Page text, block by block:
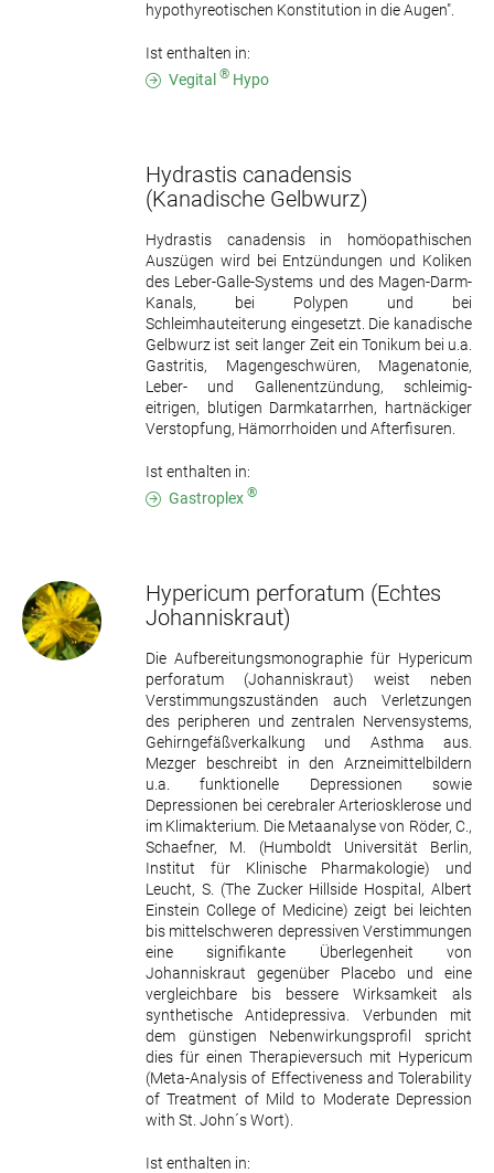
hypothyreotischen Konstitution in die Augen".
Ist enthalten in:
Vegital ® Hypo
Hydrastis canadensis
(Kanadische Gelbwurz)
Hydrastis canadensis in homöopathischen
Auszügen wird bei Entzündungen und Koliken
des Leber-Galle-Systems und des Magen-Darm-
Kanals, bei Polypen und bei
Schleimhauteiterung eingesetzt. Die kanadische
Gelbwurz ist seit langer Zeit ein Tonikum bei u.a.
Gastritis, Magengeschwüren, Magenatonie,
Leber- und Gallenentzündung, schleimig-
eitrigen, blutigen Darmkatarrhen, hartnäckiger
Verstopfung, Hämorrhoiden und Afterfisuren.
Ist enthalten in:
Gastroplex ®
Hypericum perforatum (Echtes
Johanniskraut)
Die Aufbereitungsmonographie für Hypericum
perforatum (Johanniskraut) weist neben
Verstimmungszuständen auch Verletzungen
des peripheren und zentralen Nervensystems,
Gehirngefäßverkalkung und Asthma aus.
Mezger beschreibt in den Arzneimittelbildern
u.a. funktionelle Depressionen sowie
Depressionen bei cerebraler Arteriosklerose und
im Klimakterium. Die Metaanalyse von Röder, C.,
Schaefner, M. (Humboldt Universität Berlin,
Institut für Klinische Pharmakologie) und
Leucht, S. (The Zucker Hillside Hospital, Albert
Einstein College of Medicine) zeigt bei leichten
bis mittelschweren depressiven Verstimmungen
eine signifikante Überlegenheit von
Johanniskraut gegenüber Placebo und eine
vergleichbare bis bessere Wirksamkeit als
synthetische Antidepressiva. Verbunden mit
dem günstigen Nebenwirkungsprofil spricht
dies für einen Therapieversuch mit Hypericum
(Meta-Analysis of Effectiveness and Tolerability
of Treatment of Mild to Moderate Depression
with St. John´s Wort).
Ist enthalten in: